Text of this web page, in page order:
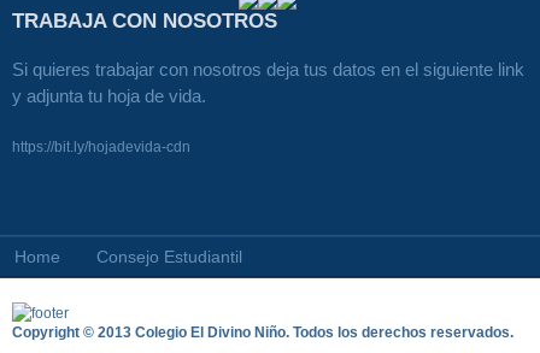
TRABAJA CON NOSOTROS
Si quieres trabajar con nosotros deja tus datos en el siguiente link
y adjunta tu hoja de vida.
https://bit.ly/hojadevida-cdn
Home Consejo Estudiantil
Copyright © 2013 Colegio El Divino Niño. Todos los derechos reservados.